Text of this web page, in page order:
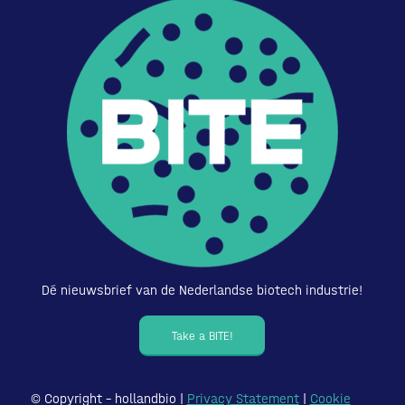
Dé nieuwsbrief van de Nederlandse biotech industrie!
Take a BITE!
© Copyright – hollandbio | Privacy Statement| Cookie